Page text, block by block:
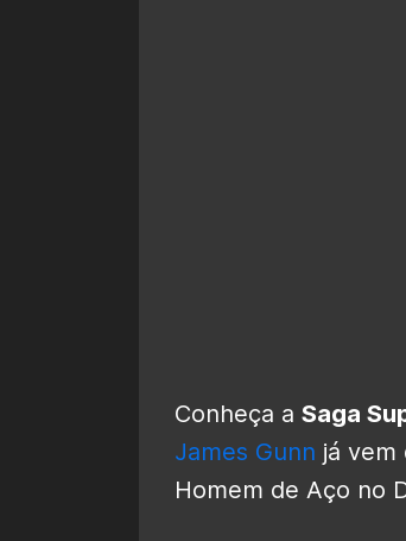
Conheça a Saga
James Gunn já vem
Homem de Aço no